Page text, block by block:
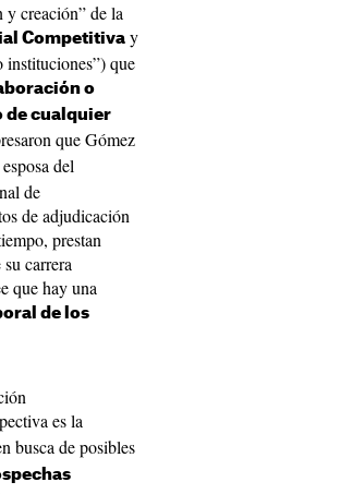
y creación” de la
Competitiva y
instituciones”) que
o
de cualquier
que Gómez
del
de
de adjudicación
prestan
carrera
que hay una
de los
es la
busca de posibles